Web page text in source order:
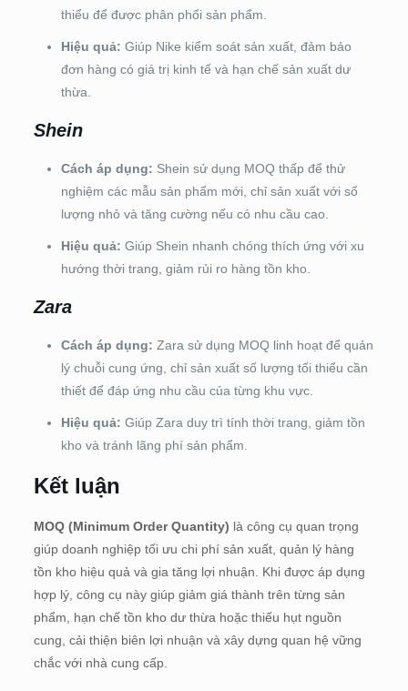
thiểu để được phân phối sản phẩm.
Hiệu quả: Giúp Nike kiểm soát sản xuất, đảm bảo
đơn hàng có giá trị kinh tế và hạn chế sản xuất dư
thừa.
Shein
Cách áp dụng: Shein sử dụng MOQ thấp để thử
nghiệm các mẫu sản phẩm mới, chỉ sản xuất với số
lượng nhỏ và tăng cường nếu có nhu cầu cao.
Hiệu quả: Giúp Shein nhanh chóng thích ứng với xu
hướng thời trang, giảm rủi ro hàng tồn kho.
Zara
Cách áp dụng: Zara sử dụng MOQ linh hoạt để quản
lý chuỗi cung ứng, chỉ sản xuất số lượng tối thiểu cần
thiết để đáp ứng nhu cầu của từng khu vực.
Hiệu quả: Giúp Zara duy trì tính thời trang, giảm tồn
kho và tránh lãng phí sản phẩm.
Kết luận
MOQ (Minimum Order Quantity) là công cụ quan trọng
giúp doanh nghiệp tối ưu chi phí sản xuất, quản lý hàng
tồn kho hiệu quả và gia tăng lợi nhuận. Khi được áp dụng
hợp lý, công cụ này giúp giảm giá thành trên từng sản
phẩm, hạn chế tồn kho dư thừa hoặc thiếu hụt nguồn
cung, cải thiện biên lợi nhuận và xây dựng quan hệ vững
chắc với nhà cung cấp.